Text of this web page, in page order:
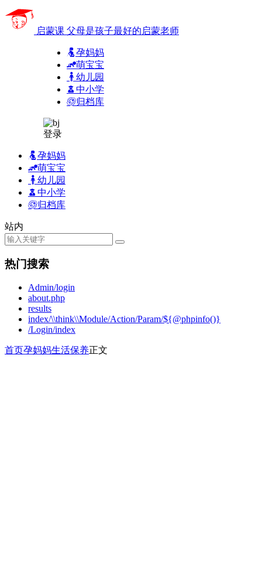
启蒙课 父母是孩子最好的启蒙老师
孕妈妈
萌宝宝
幼儿园
中小学
归档库
登录
孕妈妈
萌宝宝
幼儿园
中小学
归档库
站内
热门搜索
Admin/login
about.php
results
index/\\think\\Module/Action/Param/${@phpinfo()}
/Login/index
首页孕妈妈生活保养正文